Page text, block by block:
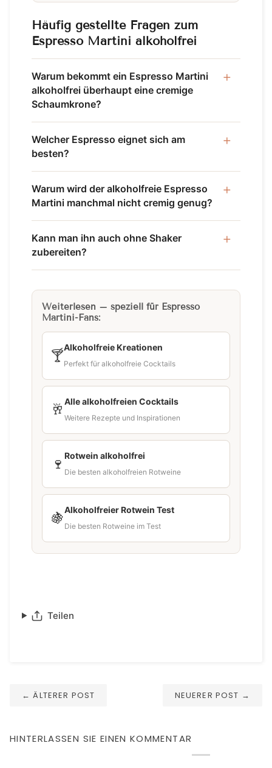
Häufig gestellte Fragen zum
Espresso Martini alkoholfrei
Warum bekommt ein Espresso Martini
alkoholfrei überhaupt eine cremige
Schaumkrone?
Welcher Espresso eignet sich am
besten?
Warum wird der alkoholfreie Espresso
Martini manchmal nicht cremig genug?
Kann man ihn auch ohne Shaker
zubereiten?
Weiterlesen – speziell für Espresso
Martini-Fans:
🍸
Alkoholfreie Kreationen
Perfekt für alkoholfreie Cocktails
🥂
Alle alkoholfreien Cocktails
Weitere Rezepte und Inspirationen
🍷
Rotwein alkoholfrei
Die besten alkoholfreien Rotweine
🍇
Alkoholfreier Rotwein Test
Die besten Rotweine im Test
Teilen
← ÄLTERER POST NEUERER POST →
HINTERLASSEN SIE EINEN KOMMENTAR